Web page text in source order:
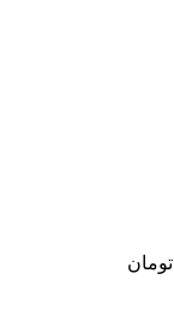
تومان